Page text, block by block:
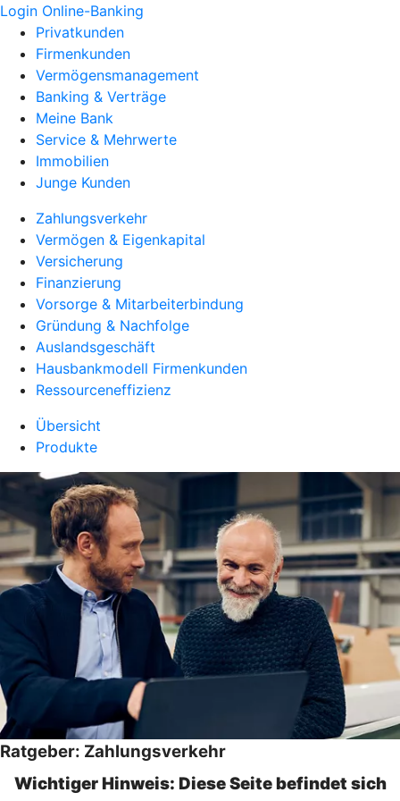
Login Online-Banking
Privatkunden
Firmenkunden
Vermögensmanagement
Banking & Verträge
Meine Bank
Service & Mehrwerte
Immobilien
Junge Kunden
Zahlungsverkehr
Vermögen & Eigenkapital
Versicherung
Finanzierung
Vorsorge & Mitarbeiterbindung
Gründung & Nachfolge
Auslandsgeschäft
Hausbankmodell Firmenkunden
Ressourceneffizienz
Übersicht
Produkte
Ratgeber: Zahlungsverkehr
Wichtiger Hinweis: Diese Seite befindet sich